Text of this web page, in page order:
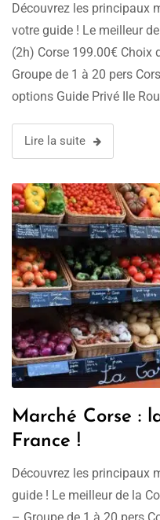
Découvrez les principaux
votre guide ! Le meilleur
(2h) Corse 199.00€ Choix
Groupe de 1 à 20 pers
options Guide Privé Ile
Lire la suite
Marché Corse :
France !
Découvrez les principaux
guide ! Le meilleur de la